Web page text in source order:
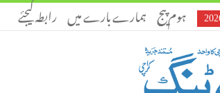
ہوم پیج ہمارے بارے میں رابطہ کیجئے